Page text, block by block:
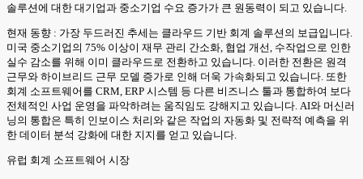
솔루션에 대한 대기업과 중소기업 수요 증가가 큰 원동력이 되고 있습니다.
현재 동향 : 가장 두드러진 추세는 클라우드 기반 회계 솔루션의 보급입니다.
미국 중소기업의 75% 이상이 재무 관리 간소화, 협업 개선, 수작업으로 인한
실수 감소를 위해 이미 클라우드로 전환하고 있습니다. 이러한 전환은 원격
근무와 하이브리드 근무 모델 증가로 인해 더욱 가속화되고 있습니다. 또한
회계 소프트웨어를 CRM, ERP 시스템 등 다른 비즈니스 툴과 통합하여 보다
전체적인 사업 운영을 파악하려는 움직임도 강해지고 있습니다. AI와 머신러
닝의 통합은 특히 인보이스 처리와 같은 작업의 자동화 및 전략적 예측을 위
한 데이터 분석 강화에 대한 지지를 얻고 있습니다.
유럽 회계 소프트웨어 시장